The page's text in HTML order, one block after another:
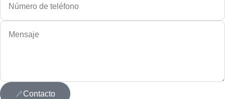
Contacto